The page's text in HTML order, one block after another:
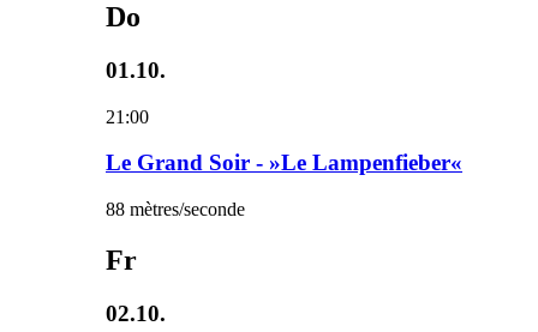
Do
01.10.
21:00
Le Grand Soir - »Le Lampenfieber«
88 mètres/seconde
Fr
02.10.